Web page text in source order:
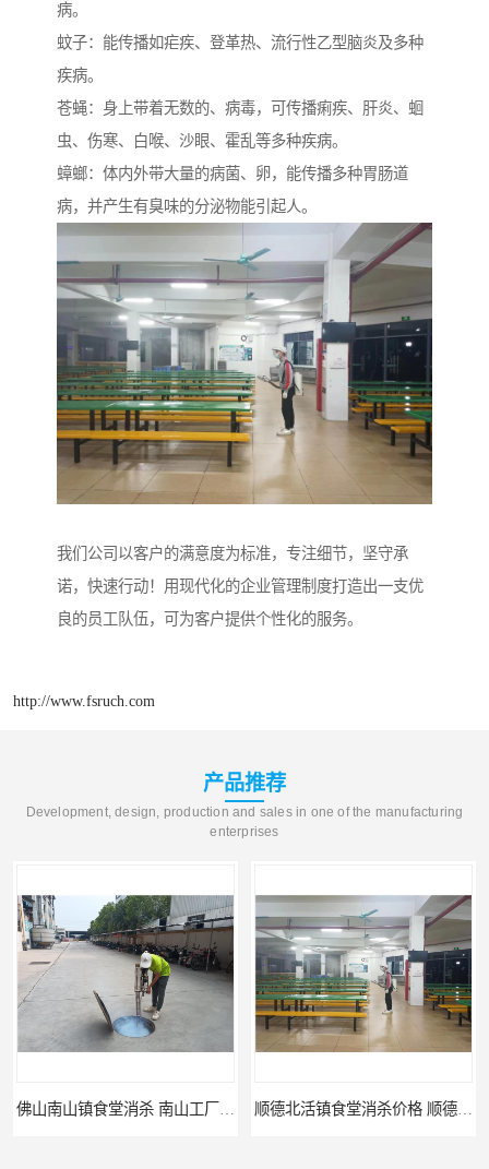
病。
蚊子：能传播如疟疾、登革热、流行性乙型脑炎及多种
疾病。
苍蝇：身上带着无数的、病毒，可传播痢疾、肝炎、蛔
虫、伤寒、白喉、沙眼、霍乱等多种疾病。
蟑螂：体内外带大量的病菌、卵，能传播多种胃肠道
病，并产生有臭味的分泌物能引起人。
我们公司以客户的满意度为标准，专注细节，坚守承
诺，快速行动！用现代化的企业管理制度打造出一支优
良的员工队伍，可为客户提供个性化的服务。
http://www.fsruch.com
产品推荐
Development, design, production and sales in one of the manufacturing
enterprises